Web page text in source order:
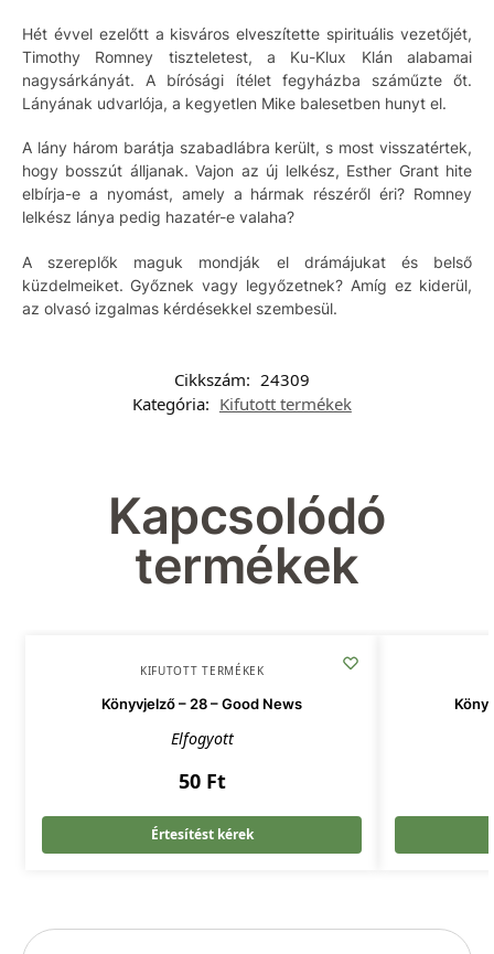
Hét évvel ezelőtt a kisváros elveszítette spirituális vezetőjét,
Timothy Romney tiszteletest, a Ku-Klux Klán alabamai
nagysárkányát. A bírósági ítélet fegyházba száműzte őt.
Lányának udvarlója, a kegyetlen Mike balesetben hunyt el.
A lány három barátja szabadlábra került, s most visszatértek,
hogy bosszút álljanak. Vajon az új lelkész, Esther Grant hite
elbírja-e a nyomást, amely a hármak részéről éri? Romney
lelkész lánya pedig hazatér-e valaha?
A szereplők maguk mondják el drámájukat és belső
küzdelmeiket. Győznek vagy legyőzetnek? Amíg ez kiderül,
az olvasó izgalmas kérdésekkel szembesül.
Cikkszám: 24309
Kategória: Kifutott termékek
Kapcsolódó
termékek
KIFUTOTT TERMÉKEK
Könyvjelző – 28 – Good News
Elfogyott
50 Ft
Értesítést kérek